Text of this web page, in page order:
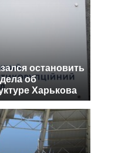
остановить
об
Харькова